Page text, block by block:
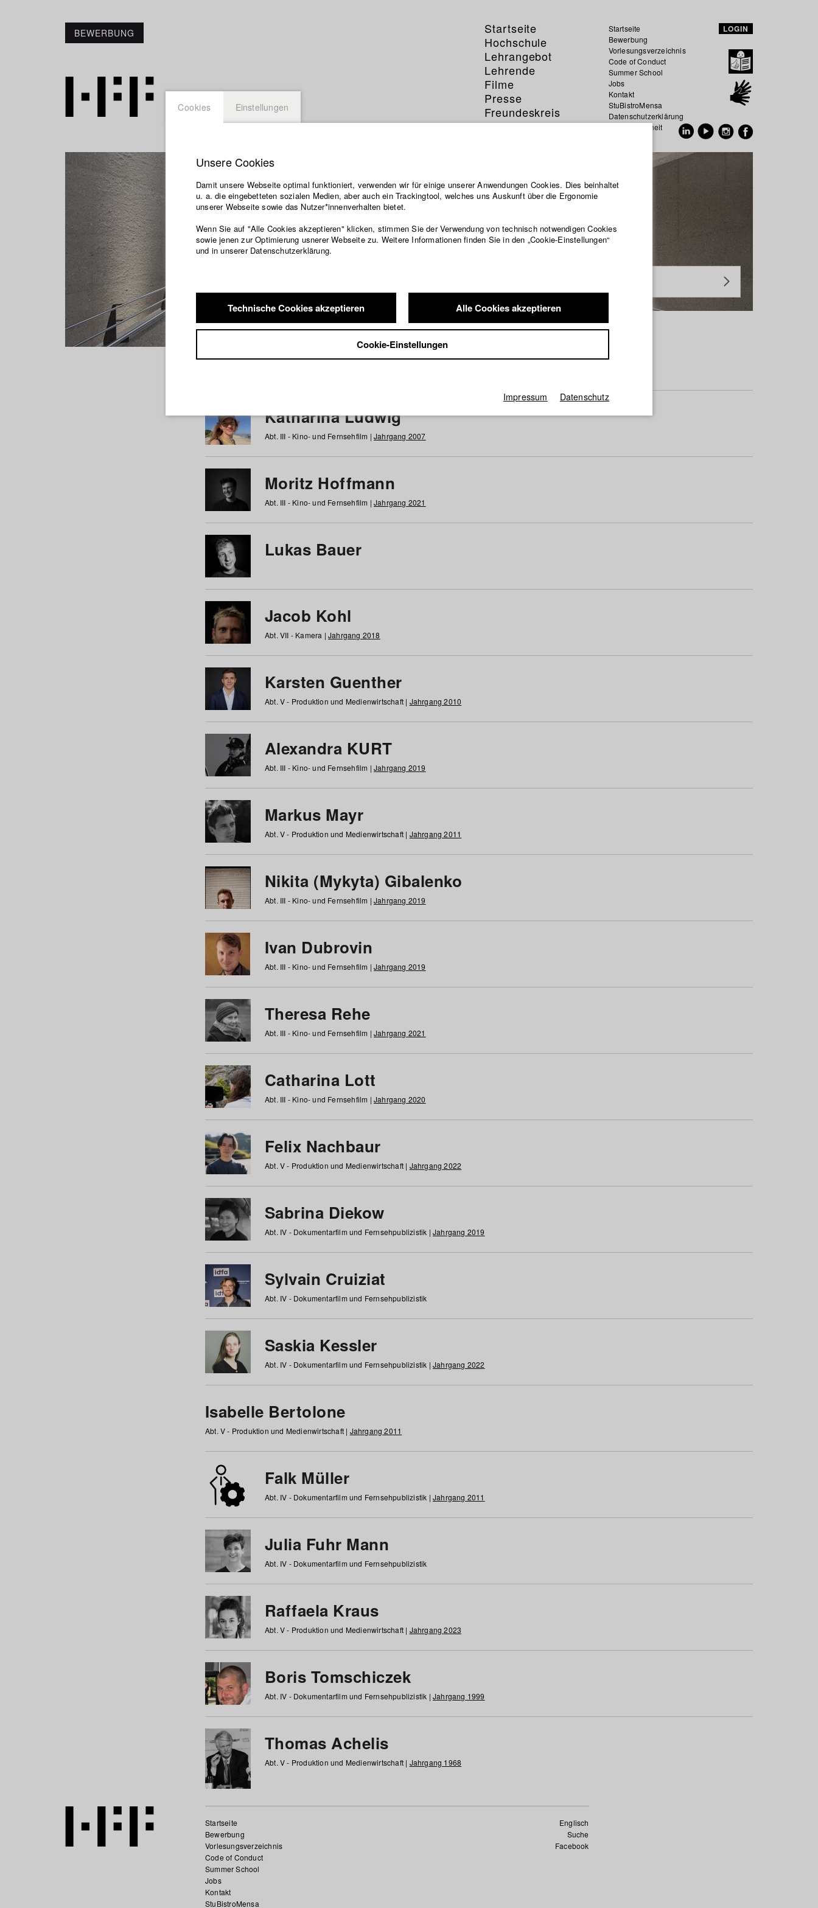
BEWERBUNG
Startseite
Hochschule
Lehrangebot
Lehrende
Filme
Presse
Freundeskreis
Service
Startseite
Bewerbung
Vorlesungsverzeichnis
Code of Conduct
Summer School
Jobs
Kontakt
StuBistroMensa
Datenschutzerklärung
Datensicherheit
LOGIN
Studierende / Alumni
a b c d e f g h i j k l m n o p q r s t u v w x y z Alle
Katharina Ludwig
Abt. III - Kino- und Fernsehfilm | Jahrgang 2007
Moritz Hoffmann
Abt. III - Kino- und Fernsehfilm | Jahrgang 2021
Lukas Bauer
Jacob Kohl
Abt. VII - Kamera | Jahrgang 2018
Karsten Guenther
Abt. V - Produktion und Medienwirtschaft | Jahrgang 2010
Alexandra KURT
Abt. III - Kino- und Fernsehfilm | Jahrgang 2019
Markus Mayr
Abt. V - Produktion und Medienwirtschaft | Jahrgang 2011
Nikita (Mykyta) Gibalenko
Abt. III - Kino- und Fernsehfilm | Jahrgang 2019
Ivan Dubrovin
Abt. III - Kino- und Fernsehfilm | Jahrgang 2019
Theresa Rehe
Abt. III - Kino- und Fernsehfilm | Jahrgang 2021
Catharina Lott
Abt. III - Kino- und Fernsehfilm | Jahrgang 2020
Felix Nachbaur
Abt. V - Produktion und Medienwirtschaft | Jahrgang 2022
Sabrina Diekow
Abt. IV - Dokumentarfilm und Fernsehpublizistik | Jahrgang 2019
Sylvain Cruiziat
Abt. IV - Dokumentarfilm und Fernsehpublizistik
Saskia Kessler
Abt. IV - Dokumentarfilm und Fernsehpublizistik | Jahrgang 2022
Isabelle Bertolone
Abt. V - Produktion und Medienwirtschaft | Jahrgang 2011
Falk Müller
Abt. IV - Dokumentarfilm und Fernsehpublizistik | Jahrgang 2011
Julia Fuhr Mann
Abt. IV - Dokumentarfilm und Fernsehpublizistik
Raffaela Kraus
Abt. V - Produktion und Medienwirtschaft | Jahrgang 2023
Boris Tomschiczek
Abt. IV - Dokumentarfilm und Fernsehpublizistik | Jahrgang 1999
Thomas Achelis
Abt. V - Produktion und Medienwirtschaft | Jahrgang 1968
Englisch
Suche
Facebook
Startseite
Bewerbung
Vorlesungsverzeichnis
Code of Conduct
Summer School
Jobs
Kontakt
StuBistroMensa
Cookies Einstellungen
Unsere Cookies
Damit unsere Webseite optimal funktioniert, verwenden wir für einige unserer Anwendungen Cookies. Dies beinhaltet
u. a. die eingebetteten sozialen Medien, aber auch ein Trackingtool, welches uns Auskunft über die Ergonomie
unserer Webseite sowie das Nutzer*innenverhalten bietet.
Wenn Sie auf "Alle Cookies akzeptieren" klicken, stimmen Sie der Verwendung von technisch notwendigen Cookies
sowie jenen zur Optimierung usnerer Webseite zu. Weitere Informationen finden Sie in den „Cookie-Einstellungen“
und in unserer Datenschutzerklärung.
Technische Cookies akzeptieren Alle Cookies akzeptieren
Cookie-Einstellungen
Impressum Datenschutz